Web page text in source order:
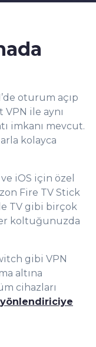
oturum açıp
ile aynı
imkanı mevcut.
kolayca
iOS için özel
Fire TV Stick
TV gibi birçok
koltuğunuzda
gibi VPN
altına
cihazları
yönlendiriciye